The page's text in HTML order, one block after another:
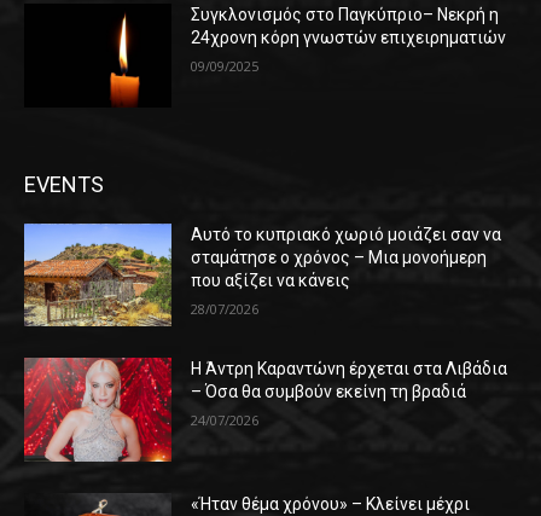
Συγκλονισμός στο Παγκύπριο– Νεκρή η
24χρονη κόρη γνωστών επιχειρηματιών
09/09/2025
EVENTS
Αυτό το κυπριακό χωριό μοιάζει σαν να
σταμάτησε ο χρόνος – Μια μονοήμερη
που αξίζει να κάνεις
28/07/2026
Η Άντρη Καραντώνη έρχεται στα Λιβάδια
– Όσα θα συμβούν εκείνη τη βραδιά
24/07/2026
«Ήταν θέμα χρόνου» – Κλείνει μέχρι